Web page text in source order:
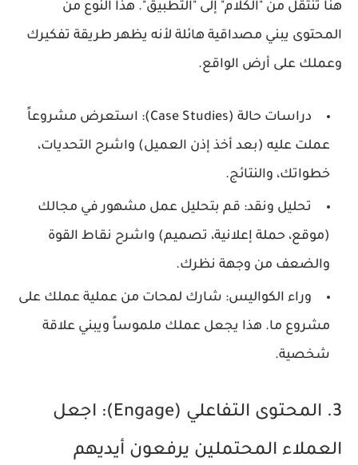
هنا تنتقل من "الكلام" إلى "التطبيق". هذا النوع من
المحتوى يبني مصداقية هائلة لأنه يظهر طريقة تفكيرك
وعملك على أرض الواقع.
دراسات حالة (Case Studies):
استعرض مشروعاً
عملت عليه (بعد أخذ إذن العميل) واشرح التحديات،
خطواتك، والنتائج.
تحليل ونقد: قم بتحليل عمل مشهور في مجالك
(موقع، حملة إعلانية، تصميم) واشرح نقاط القوة
والضعف من وجهة نظرك.
وراء الكواليس: شارك لمحات من عملية عملك على
مشروع ما. هذا يجعل عملك ملموساً ويبني علاقة
شخصية.
3. المحتوى التفاعلي (Engage): اجعل
العملاء المحتملين يرفعون أيديهم